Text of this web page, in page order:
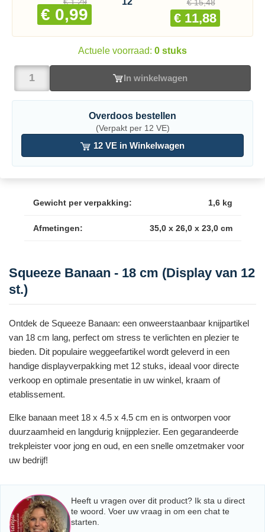
€ 0,99
€ 15,48
€ 11,88
Actuele voorraad: 0 stuks
In winkelwagen
Overdoos bestellen
(Verpakt per 12 VE)
12 VE in Winkelwagen
Gewicht per verpakking: 1,6 kg
Afmetingen: 35,0 x 26,0 x 23,0 cm
Squeeze Banaan - 18 cm (Display van 12
st.)
Ontdek de Squeeze Banaan: een onweerstaanbaar knijpartikel
van 18 cm lang, perfect om stress te verlichten en plezier te
bieden. Dit populaire weggeefartikel wordt geleverd in een
handige displayverpakking met 12 stuks, ideaal voor directe
verkoop en optimale presentatie in uw winkel, kraam of
etablissement.
Elke banaan meet 18 x 4.5 x 4.5 cm en is ontworpen voor
duurzaamheid en langdurig knijpplezier. Een gegarandeerde
trekpleister voor jong en oud, en een snelle omzetmaker voor
uw bedrijf!
Heeft u vragen over dit product? Ik sta u direct
te woord. Voer uw vraag in om een chat te
starten.